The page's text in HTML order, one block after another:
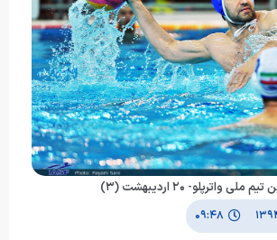
۲۰ اردیبهشت (۳)
۰۹:۴۸